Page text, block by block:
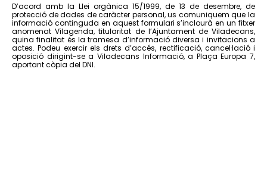
D’acord amb la Llei orgànica 15/1999, de 13 de desembre, de
protecció de dades de caràcter personal, us comuniquem que la
informació continguda en aquest formulari s’inclourà en un fitxer
anomenat Vilagenda, titularitat de l’Ajuntament de Viladecans,
quina finalitat és la tramesa d’informació diversa i invitacions a
actes. Podeu exercir els drets d’accés, rectificació, cancel·lació i
oposició dirigint-se a Viladecans Informació, a Plaça Europa 7,
aportant còpia del DNI.